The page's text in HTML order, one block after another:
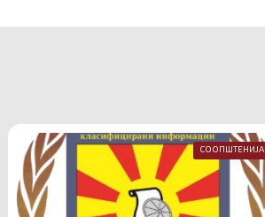
СООПШТЕНИЈА